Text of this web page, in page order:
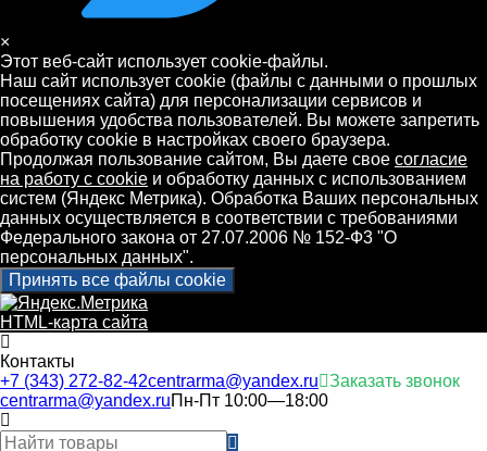
×
Этот веб-сайт использует cookie-файлы.
Наш сайт использует cookie (файлы с данными о прошлых
посещениях сайта) для персонализации сервисов и
повышения удобства пользователей. Вы можете запретить
обработку cookie в настройках своего браузера.
Продолжая пользование сайтом, Вы даете свое согласие
на работу с cookie и обработку данных с использованием
систем (Яндекс Метрика). Обработка Ваших персональных
данных осуществляется в соответствии с требованиями
Федерального закона от 27.07.2006 № 152-Ф3 "О
персональных данных".
Принять все файлы cookie
HTML-карта сайта
Контакты
+7 (343) 272-82-42centrarma@yandex.ru
Заказать звонок
centrarma@yandex.ruПн-Пт 10:00—18:00